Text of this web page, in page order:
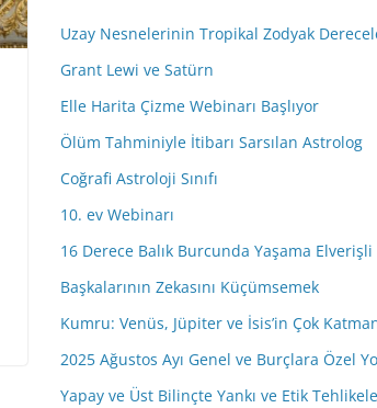
r
e
n
i
Uzay Nesnelerinin Tropikal Zodyak
Grant Lewi ve Satürn
Elle Harita Çizme Webinarı Başlıyor
Ölüm Tahminiyle İtibarı Sarsılan Astrolog
Coğrafi Astroloji Sınıfı
10. ev Webinarı
16 Derece Balık Burcunda Yaşama
Başkalarının Zekasını Küçümsemek
Kumru: Venüs, Jüpiter ve İsis’in Çok
2025 Ağustos Ayı Genel ve Burçlara Özel
Yapay ve Üst Bilinçte Yankı ve Etik